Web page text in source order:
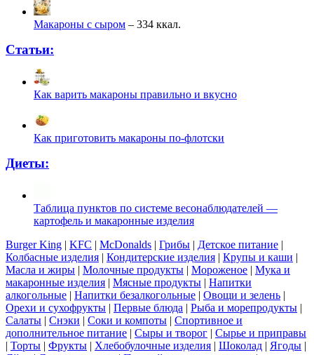
Макароны с сыром – 334 ккал.
Статьи:
Как варить макароны правильно и вкусно
Как приготовить макароны по-флотски
Диеты:
Таблица пунктов по системе весонаблюдателей —
картофель и макаронные изделия
Burger King | KFC | McDonalds | Грибы | Детское питание |
Колбасные изделия | Кондитерские изделия | Крупы и каши |
Масла и жиры | Молочные продукты | Мороженое | Мука и
макаронные изделия | Мясные продукты | Напитки
алкогольные | Напитки безалкогольные | Овощи и зелень |
Орехи и сухофрукты | Первые блюда | Рыба и морепродукты |
Салаты | Снэки | Соки и компоты | Спортивное и
дополнительное питание | Сыры и творог | Сырье и приправы
| Торты | Фрукты | Хлебобулочные изделия | Шоколад | Ягоды |